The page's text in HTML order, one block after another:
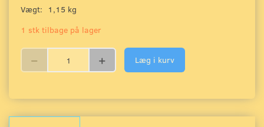
Vægt:
1,15 kg
1 stk tilbage på lager
Læg i kurv